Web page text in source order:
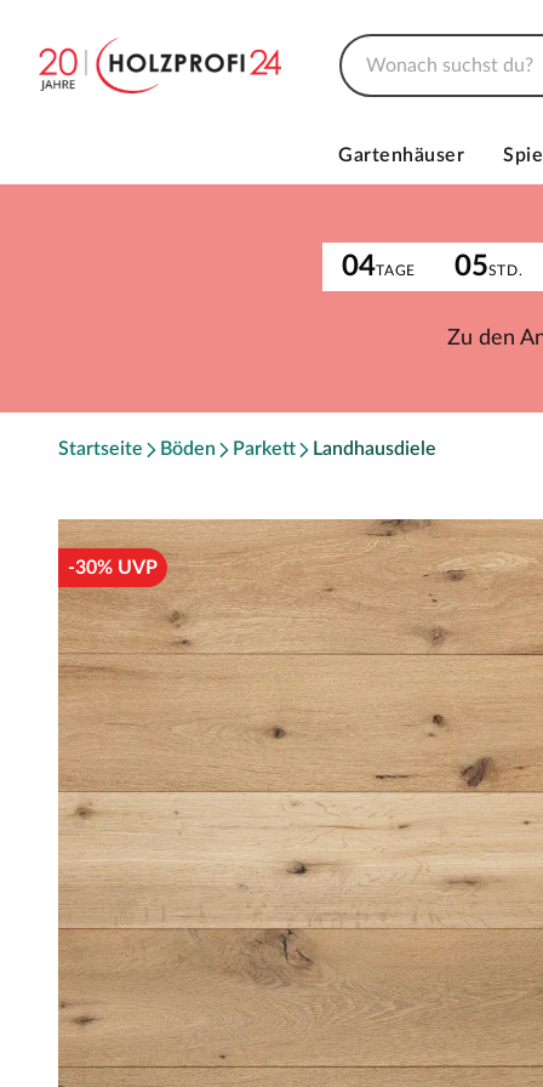
Gartenhäuser
04TAGE 05STD.
Zu den
Startseite Böden Parkett Landhausdiele
-30% UVP